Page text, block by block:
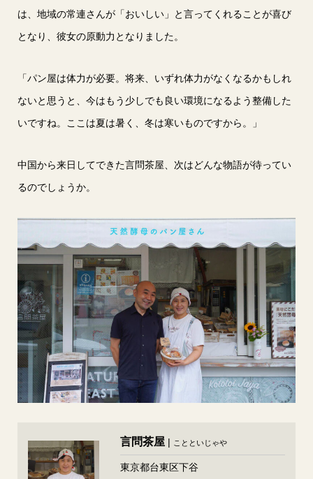
は、地域の常連さんが「おいしい」と言ってくれることが喜び
となり、彼女の原動力となりました。
「パン屋は体力が必要。将来、いずれ体力がなくなるかもしれ
ないと思うと、今はもう少しでも良い環境になるよう整備した
いですね。ここは夏は暑く、冬は寒いものですから。」
中国から来日してできた言問茶屋、次はどんな物語が待ってい
るのでしょうか。
言問茶屋 | ことといじゃや
東京都台東区下谷